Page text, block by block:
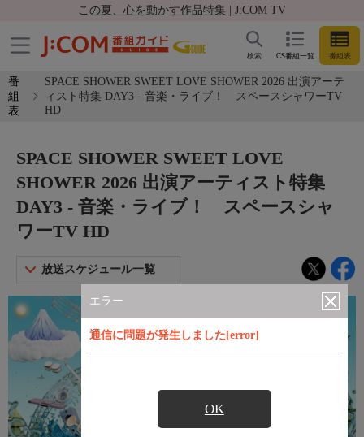
この夏、心を動かす作品特集 | J:COM TV
CS番組一覧 番組表
検索
番
組
表
SPACE SHOWER SWEET LOVE SHOWER 2026 出演アーテ
ィスト特集 DAY3 - 音楽・ライブ！ スペースシャワーTV
HD
エラー
通信に問題が発生しました[error]
OK
SPACE SHOWER SWEET LOVE
SHOWER 2026 出演アーティスト特集
DAY3 - 音楽・ライブ！ スペースシャ
ワーTV HD
放送スケジュール一覧